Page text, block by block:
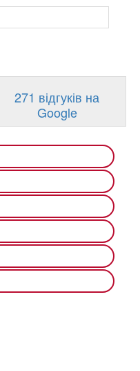
271 відгуків на
Google